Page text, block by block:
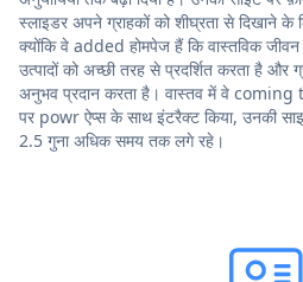
स्लाइडर अपने ग्राहकों को शीघ्रता से दिखाने
क्योंकि वे added होमपेज हैं कि वास्तविक
उत्पादों को अच्छी तरह से प्रदर्शित करता है और
अनुभव प्रदान करता है। वास्तव में वे coming
पर powr ऐप्स के साथ इंटरैक्ट किया, उनकी
2.5 गुना अधिक समय तक लगे रहे।